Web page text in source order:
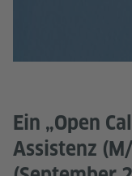
Ein „Open
Assistenz